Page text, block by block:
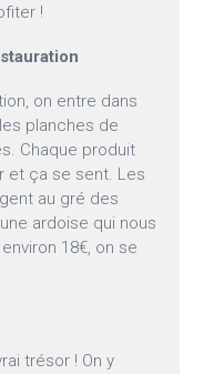
!
on entre dans
planches de
Chaque produit
et ça se sent. Les
au gré des
ardoise qui nous
18€, on se
trésor ! On y